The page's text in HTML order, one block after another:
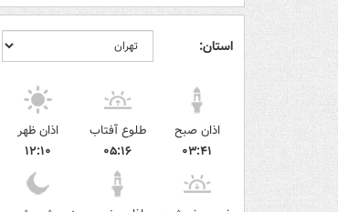
استان:
اذان صبح
۰۳:۴۱
طلوع آفتاب
۰۵:۱۶
اذان ظهر
۱۲:۱۰